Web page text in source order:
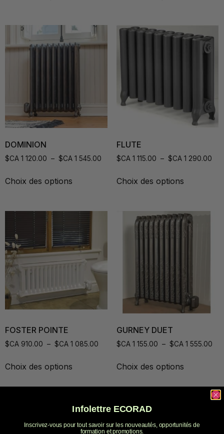
DOMINION
$CA 1 120.00 – $CA 1 545.00
Choix des options
FLUTE
$CA 1 115.00 – $CA 1 290.00
Choix des options
FOSTER POINTE
$CA 910.00 – $CA 1 085.00
Choix des options
GURNEY DUET
$CA 1 155.00 – $CA 1 555.00
Choix des options
Infolettre ECORAD
Inscrivez-vous pour tout savoir sur les nouveautés, opportunités de
formation et promotions.